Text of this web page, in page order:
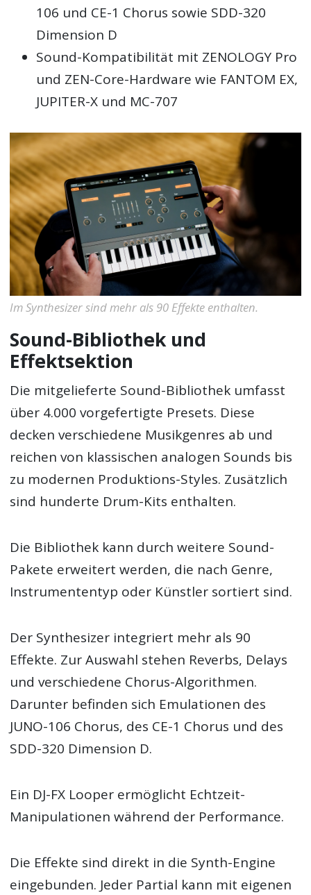
106 und CE-1 Chorus sowie SDD-320
Dimension D
Sound-Kompatibilität mit ZENOLOGY Pro
und ZEN-Core-Hardware wie FANTOM EX,
JUPITER-X und MC-707
Im Synthesizer sind mehr als 90 Effekte enthalten.
Sound-Bibliothek und
Effektsektion
Die mitgelieferte Sound-Bibliothek umfasst
über 4.000 vorgefertigte Presets. Diese
decken verschiedene Musikgenres ab und
reichen von klassischen analogen Sounds bis
zu modernen Produktions-Styles. Zusätzlich
sind hunderte Drum-Kits enthalten.
Die Bibliothek kann durch weitere Sound-
Pakete erweitert werden, die nach Genre,
Instrumententyp oder Künstler sortiert sind.
Der Synthesizer integriert mehr als 90
Effekte. Zur Auswahl stehen Reverbs, Delays
und verschiedene Chorus-Algorithmen.
Darunter befinden sich Emulationen des
JUNO-106 Chorus, des CE-1 Chorus und des
SDD-320 Dimension D.
Ein DJ-FX Looper ermöglicht Echtzeit-
Manipulationen während der Performance.
Die Effekte sind direkt in die Synth-Engine
eingebunden. Jeder Partial kann mit eigenen